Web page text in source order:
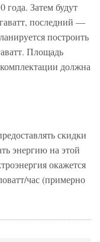
года. Затем будут
последний —
построить
Площадь
должна
скидки
энергию на этой
окажется
час (примерно